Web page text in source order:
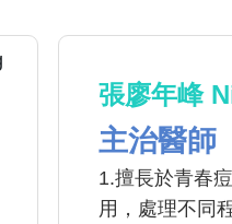
張廖年峰
主治醫師
1.擅長於青春
用，處理不同